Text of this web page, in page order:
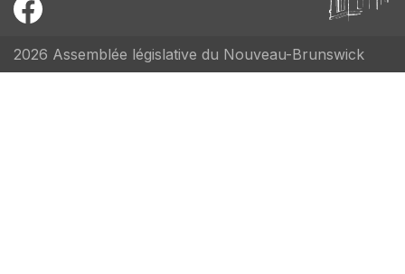
2026 Assemblée législative du Nouveau-Brunswick